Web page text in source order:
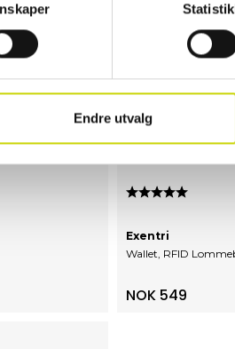
Endre utvalg
Wallet, RFID
Exentri
NOK 549
Karakter: